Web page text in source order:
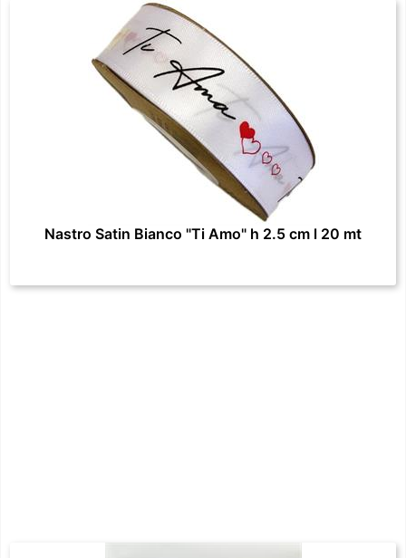
Nastro Satin Bianco "Ti Amo" h 2.5 cm l 20 mt